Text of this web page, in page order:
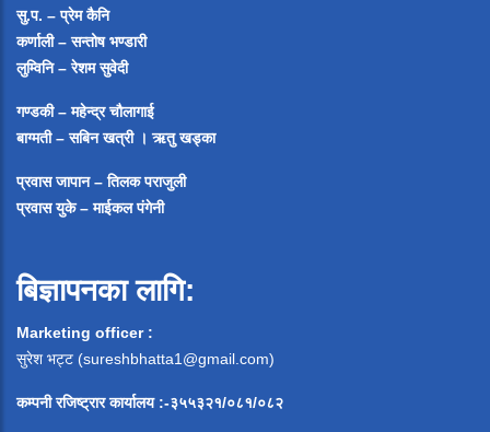
सु.प. – प्रेम कैनि
कर्णाली – सन्तोष भण्डारी
लुम्विनि – रेशम सुवेदी
गण्डकी – महेन्द्र चौलागाई
बाग्मती – सबिन खत्री ।ऋतु खड्का
प्रवास जापान – तिलक पराजुली
प्रवास युके – माईकल पंगेनी
बिज्ञापनका लागि:
Marketing officer :
सुरेश भट्ट (sureshbhatta1@gmail.com)
कम्पनी रजिष्ट्रार कार्यालय :-३५५३२१/०८१/०८२